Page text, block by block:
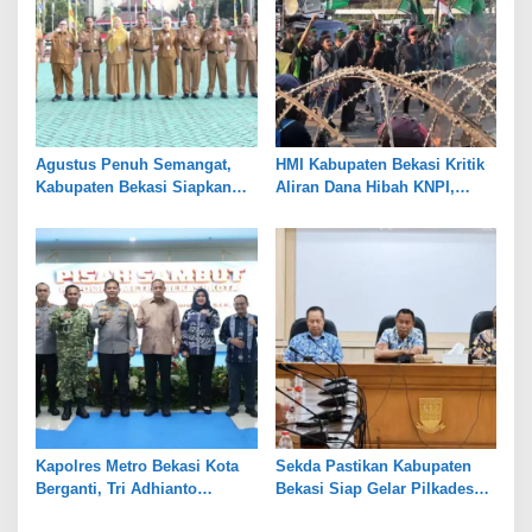
Agustus Penuh Semangat,
Kabupaten Bekasi Siapkan
Hari Besar
HMI Kabupaten Bekasi Kritik
Aliran Dana Hibah KNPI,
Kapolres Metro Bekasi Kota
Berganti, Tri Adhianto
Sekda Pastikan Kabupaten
Bekasi Siap Gelar Pilkades